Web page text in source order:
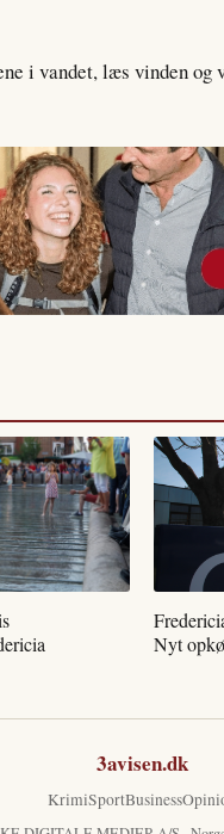
i vandet, læs vinden og
Nyt
3avisen.dk
KrimiSportBusiness